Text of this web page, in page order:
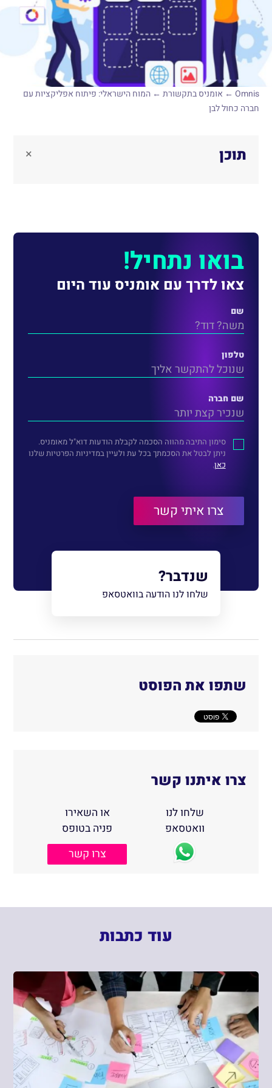
Omnis
← אומניס בתקשורת ← המוח הישראלי: פיתוח אפליקציות עם
חברה כחול לבן
תוכן ×
בואו נתחיל!
צאו לדרך עם אומניס עוד היום
שם
טלפון
שם חברה
סימון התיבה מהווה הסכמה לקבלת הודעות דוא"ל מאומניס.
ניתן לבטל את הסכמתך בכל עת ולעיין במדיניות הפרטיות שלנו
כאן.
שנדבר?
שלחו לנו הודעה בוואטסאפ
שתפו את הפוסט
צרו איתנו קשר
שלחו לנו
וואטסאפ
או השאירו
פניה בטופס
צרו קשר
עוד כתבות